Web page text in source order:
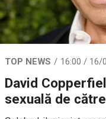
TOP NEWS 16:00 / 16/
David
sexuală de